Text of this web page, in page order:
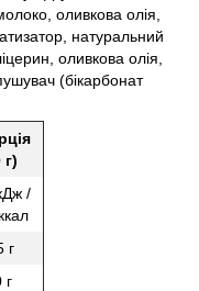
оливкова олія,
натуральний
оливкова олія,
(бікарбонат
г)
/
г
г